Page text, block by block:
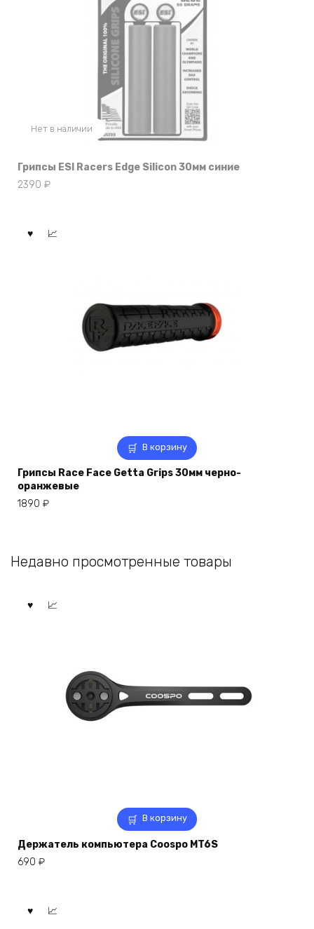
Нет в наличии
Грипсы ESI Racers Edge Silicon 30мм синие
2390 ₽
В корзину
Грипсы Race Face Getta Grips 30мм черно-
оранжевые
1890 ₽
Недавно просмотренные товары
В корзину
Держатель компьютера Coospo MT6S
690 ₽